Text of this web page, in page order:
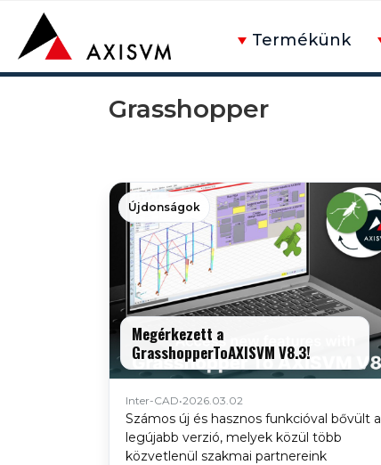
Termékünk
Grasshopper
Újdonságok
Megérkezett a
GrasshopperToAXISVM V8.3!
Inter-CAD•2026.03.02
Számos új és hasznos funkcióval bővült a
legújabb verzió, melyek közül több
közvetlenül szakmai partnereink